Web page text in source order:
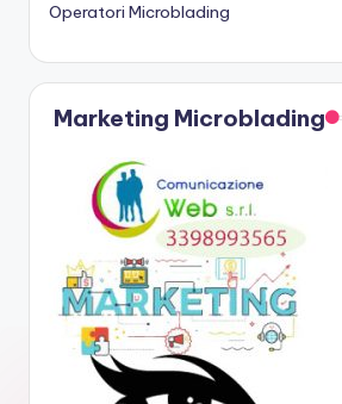
Operatori Microblading
Marketing Microblading